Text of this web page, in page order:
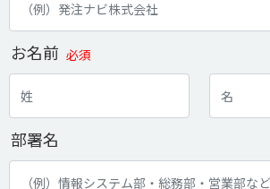
お名前 必須
部署名